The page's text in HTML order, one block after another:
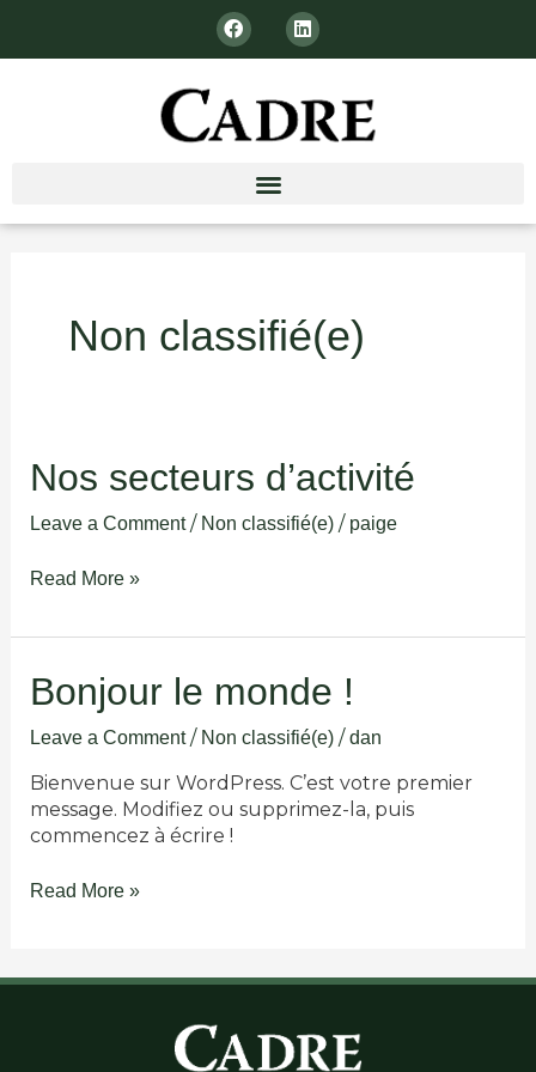
content
F
a
c
b
o
o
L
i
n
e
i
Non classifié(e)
Nos secteurs d’activité
Leave a Comment / Non classifié(e)/ paige
Nos
secteurs
d’activité
Read More »
Bonjour le monde !
Leave a Comment / Non classifié(e)/ dan
Bienvenue sur WordPress. C’est votre premier
message. Modifiez ou supprimez-la, puis
commencez à écrire !
Bonjour
le
monde
Read More »